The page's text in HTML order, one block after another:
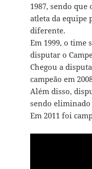
1987, sendo
atleta da equipe
diferente.
Em 1999, o time
disputar o
Chegou a
campeão em
Além disso,
sendo
Em 2011 foi